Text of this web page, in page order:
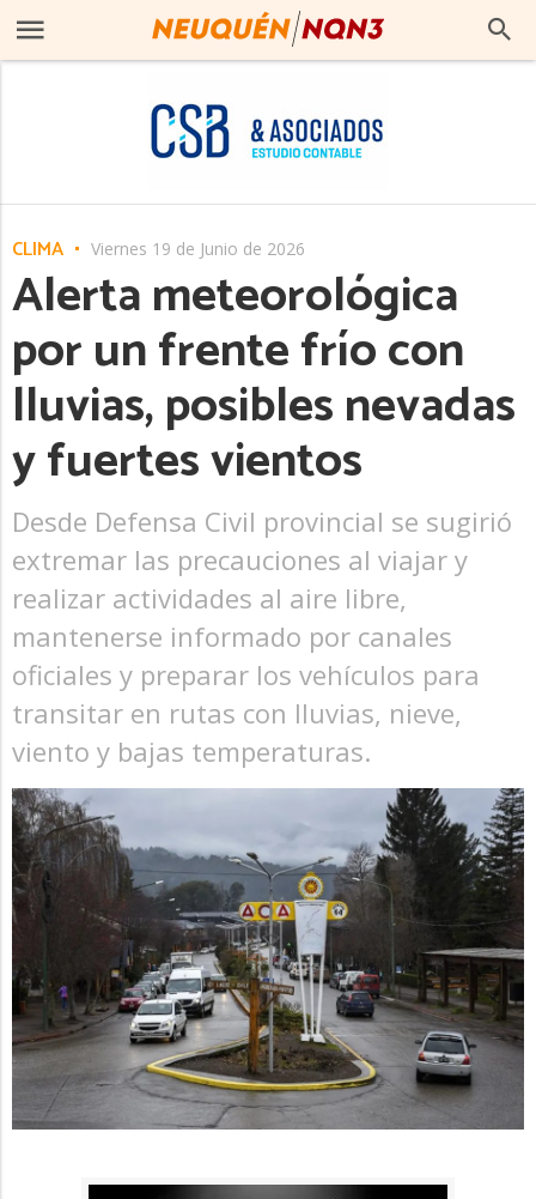
CLIMA Viernes 19 de Junio de 2026
Alerta meteorológica
por un frente frío con
lluvias, posibles nevadas
y fuertes vientos
Desde Defensa Civil provincial se sugirió
extremar las precauciones al viajar y
realizar actividades al aire libre,
mantenerse informado por canales
oficiales y preparar los vehículos para
transitar en rutas con lluvias, nieve,
viento y bajas temperaturas.